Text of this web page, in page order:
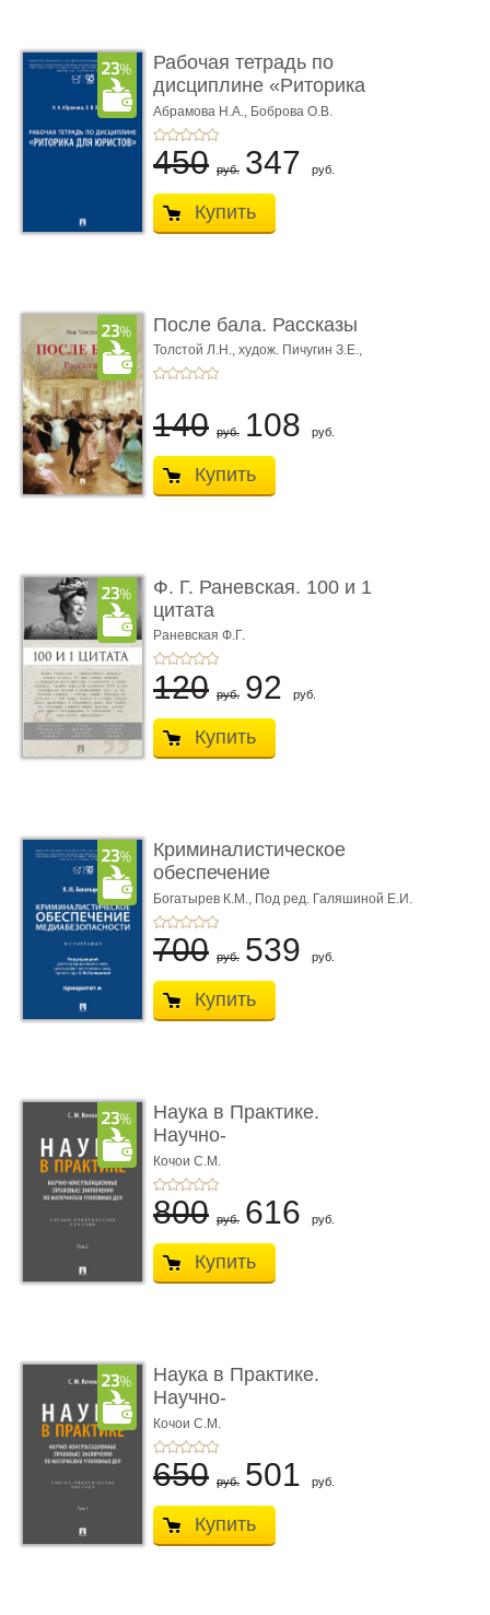
Рабочая тетрадь по
дисциплине «Риторика
для ю� ...
Абрамова Н.А., Боброва О.В.
450 руб. 347 руб.
Купить
После бала. Рассказы
Толстой Л.Н., худож. Пичугин З.Е.,
худож. Лебедев А.И.,
140 руб. 108 руб.
Купить
Ф. Г. Раневская. 100 и 1
цитата
Раневская Ф.Г.
120 руб. 92 руб.
Купить
Криминалистическое
обеспечение
медиабезопас� ...
Богатырев К.М., Под ред. Галяшиной Е.И.
700 руб. 539 руб.
Купить
Наука в Практике.
Научно-
консультационные (пра
...
Кочои С.М.
800 руб. 616 руб.
Купить
Наука в Практике.
Научно-
консультационные (пра
...
Кочои С.М.
650 руб. 501 руб.
Купить